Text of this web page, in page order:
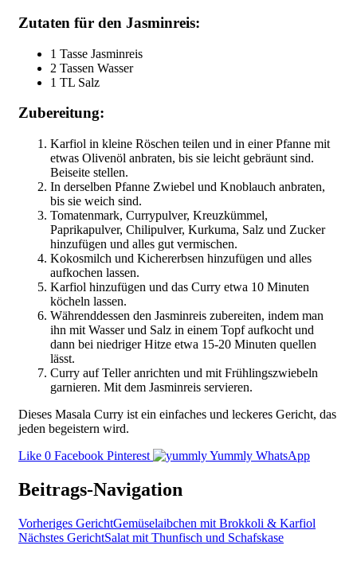
Zutaten für den Jasminreis:
1 Tasse Jasminreis
2 Tassen Wasser
1 TL Salz
Zubereitung:
Karfiol in kleine Röschen teilen und in einer Pfanne mit
etwas Olivenöl anbraten, bis sie leicht gebräunt sind.
Beiseite stellen.
In derselben Pfanne Zwiebel und Knoblauch anbraten,
bis sie weich sind.
Tomatenmark, Currypulver, Kreuzkümmel,
Paprikapulver, Chilipulver, Kurkuma, Salz und Zucker
hinzufügen und alles gut vermischen.
Kokosmilch und Kichererbsen hinzufügen und alles
aufkochen lassen.
Karfiol hinzufügen und das Curry etwa 10 Minuten
köcheln lassen.
Währenddessen den Jasminreis zubereiten, indem man
ihn mit Wasser und Salz in einem Topf aufkocht und
dann bei niedriger Hitze etwa 15-20 Minuten quellen
lässt.
Curry auf Teller anrichten und mit Frühlingszwiebeln
garnieren. Mit dem Jasminreis servieren.
Dieses Masala Curry ist ein einfaches und leckeres Gericht, das
jeden begeistern wird.
Like 0 Facebook Pinterest Yummly WhatsApp
Beitrags-Navigation
Vorheriges GerichtGemüselaibchen mit Brokkoli & Karfiol
Nächstes GerichtSalat mit Thunfisch und Schafskase